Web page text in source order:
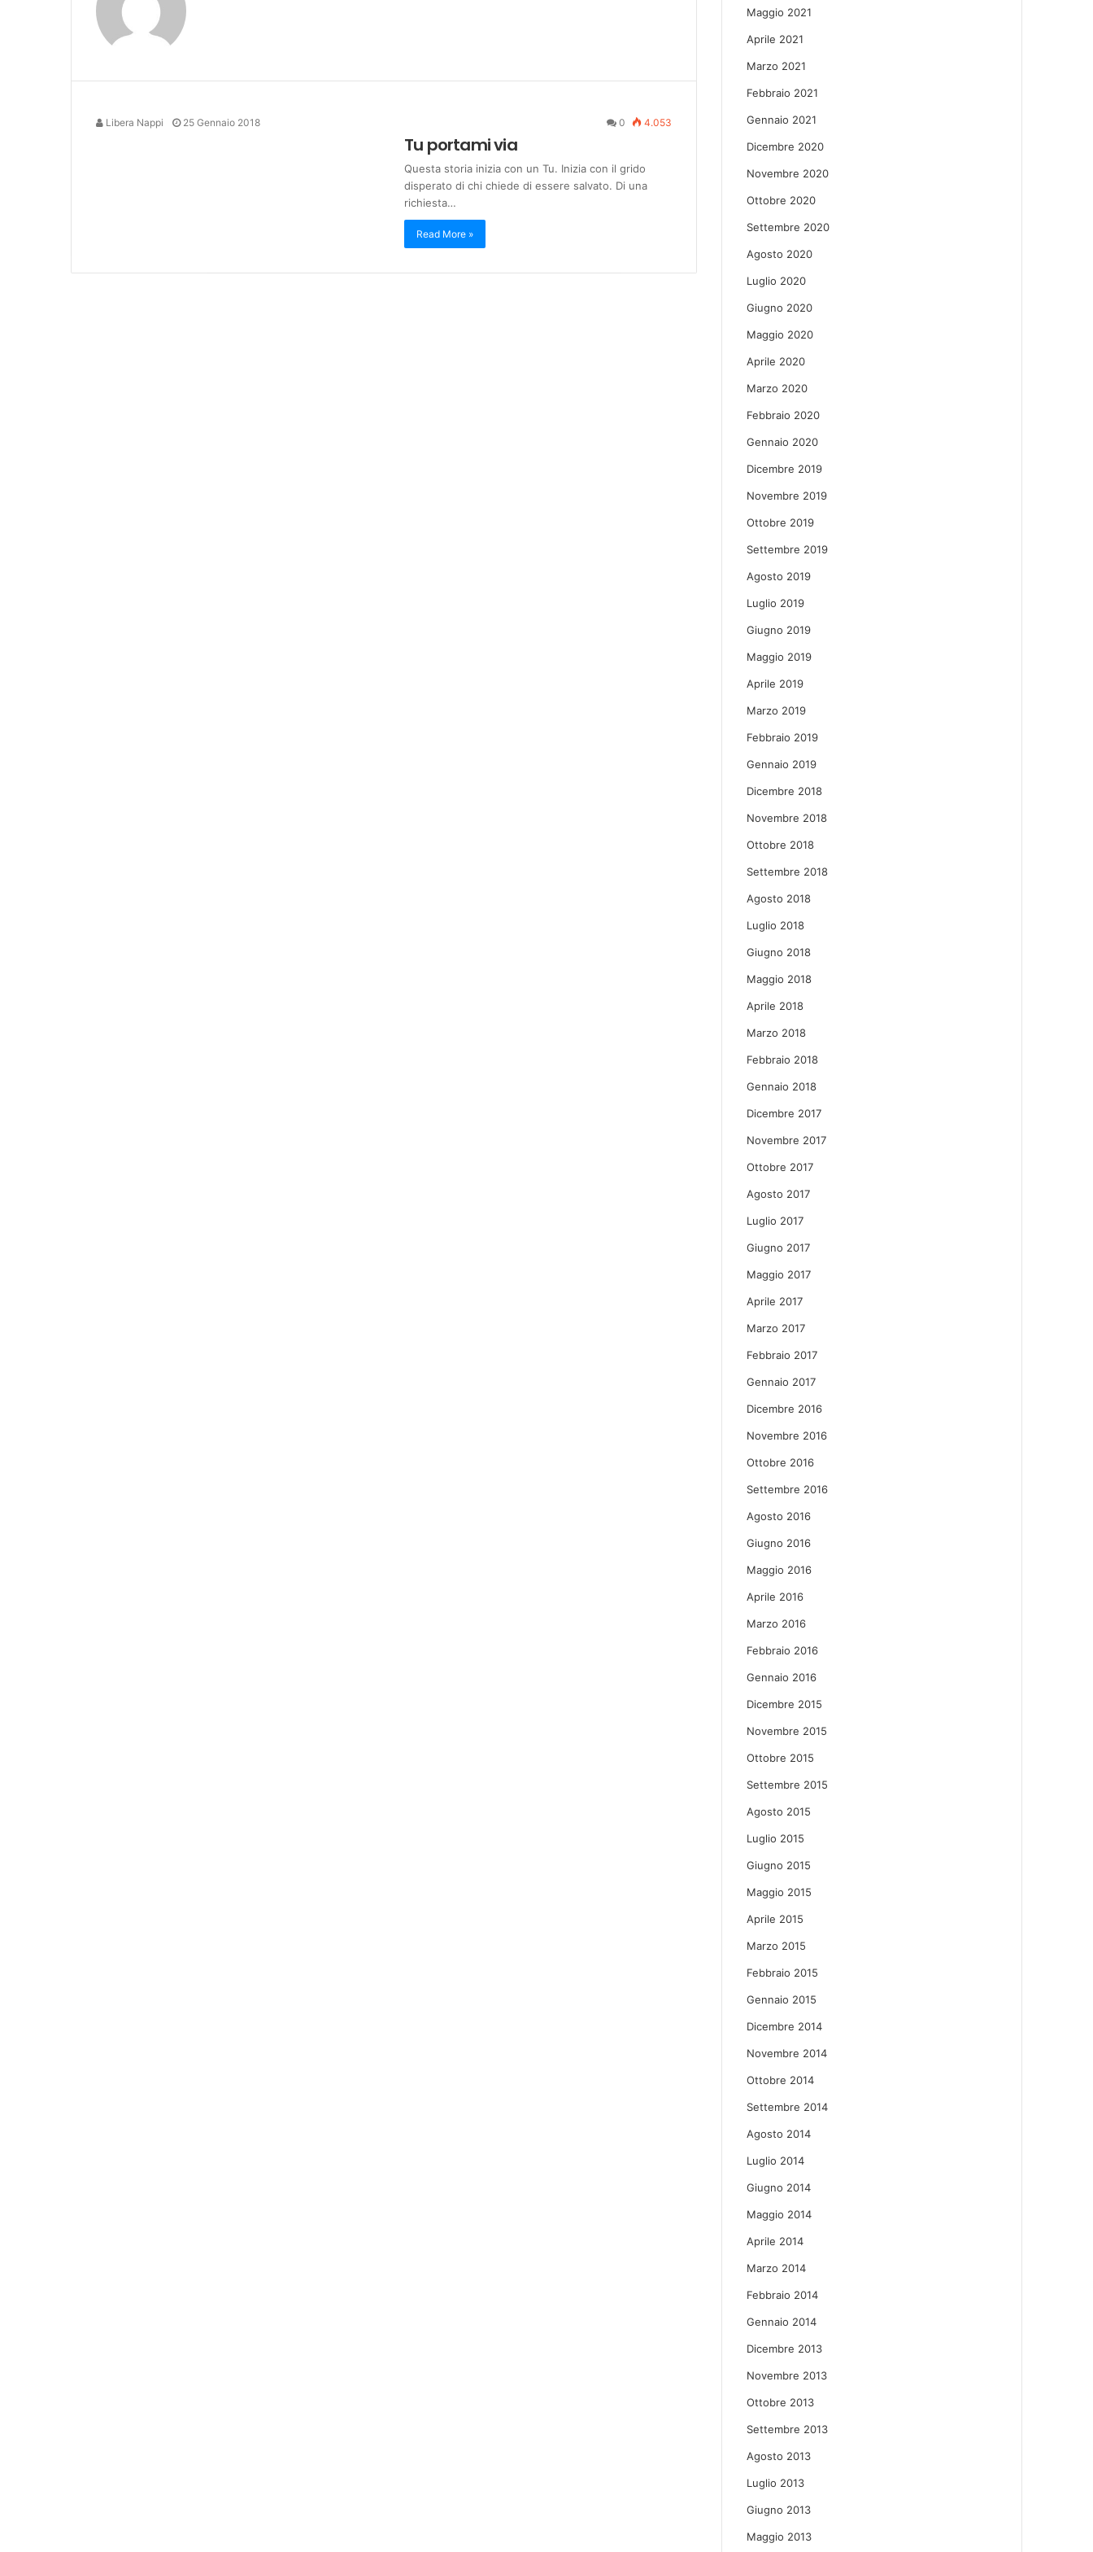
Libera Nappi 25 Gennaio 2018 0 4.053
Tu portami via
Questa storia inizia con un Tu. Inizia con il grido
disperato di chi chiede di essere salvato. Di una
richiesta…
Read More »
Maggio 2021
Aprile 2021
Marzo 2021
Febbraio 2021
Gennaio 2021
Dicembre 2020
Novembre 2020
Ottobre 2020
Settembre 2020
Agosto 2020
Luglio 2020
Giugno 2020
Maggio 2020
Aprile 2020
Marzo 2020
Febbraio 2020
Gennaio 2020
Dicembre 2019
Novembre 2019
Ottobre 2019
Settembre 2019
Agosto 2019
Luglio 2019
Giugno 2019
Maggio 2019
Aprile 2019
Marzo 2019
Febbraio 2019
Gennaio 2019
Dicembre 2018
Novembre 2018
Ottobre 2018
Settembre 2018
Agosto 2018
Luglio 2018
Giugno 2018
Maggio 2018
Aprile 2018
Marzo 2018
Febbraio 2018
Gennaio 2018
Dicembre 2017
Novembre 2017
Ottobre 2017
Agosto 2017
Luglio 2017
Giugno 2017
Maggio 2017
Aprile 2017
Marzo 2017
Febbraio 2017
Gennaio 2017
Dicembre 2016
Novembre 2016
Ottobre 2016
Settembre 2016
Agosto 2016
Giugno 2016
Maggio 2016
Aprile 2016
Marzo 2016
Febbraio 2016
Gennaio 2016
Dicembre 2015
Novembre 2015
Ottobre 2015
Settembre 2015
Agosto 2015
Luglio 2015
Giugno 2015
Maggio 2015
Aprile 2015
Marzo 2015
Febbraio 2015
Gennaio 2015
Dicembre 2014
Novembre 2014
Ottobre 2014
Settembre 2014
Agosto 2014
Luglio 2014
Giugno 2014
Maggio 2014
Aprile 2014
Marzo 2014
Febbraio 2014
Gennaio 2014
Dicembre 2013
Novembre 2013
Ottobre 2013
Settembre 2013
Agosto 2013
Luglio 2013
Giugno 2013
Maggio 2013